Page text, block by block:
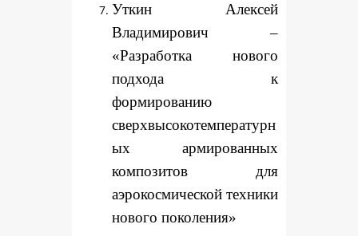
Уткин Алексей
Владимирович –
«Разработка нового
подхода к
формированию
сверхвысокотемпературн
ых армированных
композитов для
аэрокосмической техники
нового поколения»